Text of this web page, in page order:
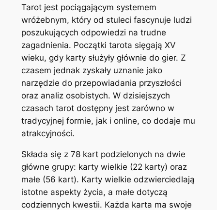
Tarot jest pociągającym systemem
wróżebnym, który od stuleci fascynuje ludzi
poszukujących odpowiedzi na trudne
zagadnienia. Początki tarota sięgają XV
wieku, gdy karty służyły głównie do gier. Z
czasem jednak zyskały uznanie jako
narzędzie do przepowiadania przyszłości
oraz analiz osobistych. W dzisiejszych
czasach tarot dostępny jest zarówno w
tradycyjnej formie, jak i online, co dodaje mu
atrakcyjności.
Składa się z 78 kart podzielonych na dwie
główne grupy: karty wielkie (22 karty) oraz
małe (56 kart). Karty wielkie odzwierciedlają
istotne aspekty życia, a małe dotyczą
codziennych kwestii. Każda karta ma swoje